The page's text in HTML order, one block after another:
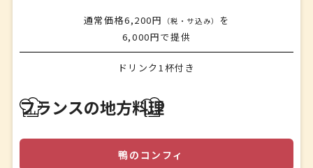
・ティラミス風パフェ
・栃の実のミルフィーユ
・コウノトリ米の米粉のクレープシュゼット
・和栗のモンブラン風エクレア
食後のお飲み物
珈琲または紅茶
通常価格6,200円 （税・サ込み）
を
6,000円で提供
✤
鴨のコンフィと蕎麦茶のサラダ
ドリンク1杯付き
フランスの地方料理
鴨のコンフィ